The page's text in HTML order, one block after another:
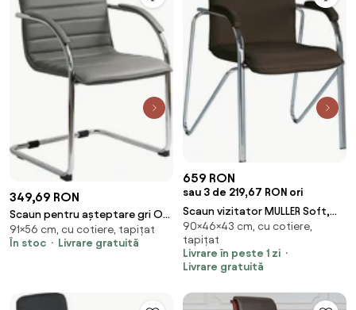
349,69 RON
Scaun pentru așteptare gri OFF
835 din piele ecologică și cadru
metalic cromat cu brațe
91×56 cm, cu cotiere, tapițat
În stoc
Livrare gratuită
659 RON
sau 3 de 219,67 RON ori
Scaun vizitator MULLER Soft,
Wenge piele ecologica
90×46×43 cm, cu cotiere,
tapițat
Livrare în peste 1 zi
Livrare gratuită